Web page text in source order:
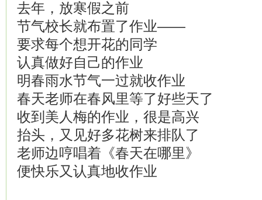
去年，放寒假之前
节气校长就布置了作业——
要求每个想开花的同学
认真做好自己的作业
明春雨水节气一过就收作业
春天老师在春风里等了好些天了
收到美人梅的作业，很是高兴
抬头，又见好多花树来排队了
老师边哼唱着《春天在哪里》
便快乐又认真地收作业